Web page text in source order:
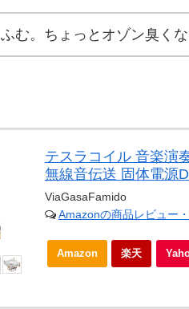
ふむ。ちょっとオゾン臭くな
テスラコイル 音楽演
無線音伝送 固体電源
ViaGasaFamido
Amazonの商品レビュー
Amazon 楽天